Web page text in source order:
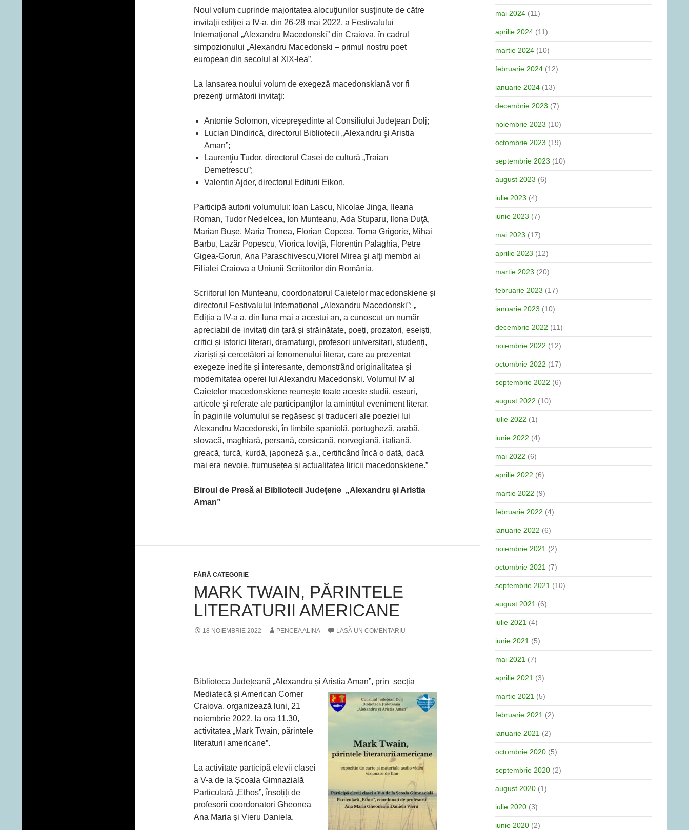
Noul volum cuprinde majoritatea alocuţiunilor susţinute de către
invitaţii ediţiei a IV-a, din 26-28 mai 2022, a Festivalului
Internaţional „Alexandru Macedonski” din Craiova, în cadrul
simpozionului „Alexandru Macedonski – primul nostru poet
european din secolul al XIX-lea”.
La lansarea noului volum de exegeză macedonskiană vor fi
prezenţi următorii invitaţi:
Antonie Solomon, vicepreşedinte al Consiliului Judeţean Dolj;
Lucian Dindirică, directorul Bibliotecii „Alexandru şi Aristia
Aman”;
Laurenţiu Tudor, directorul Casei de cultură „Traian
Demetrescu”;
Valentin Ajder, directorul Editurii Eikon.
Participă autorii volumului: Ioan Lascu, Nicolae Jinga, Ileana
Roman, Tudor Nedelcea, Ion Munteanu, Ada Stuparu, Ilona Duţă,
Marian Bușe, Maria Tronea, Florian Copcea, Toma Grigorie, Mihai
Barbu, Lazăr Popescu, Viorica Ioviţă, Florentin Palaghia, Petre
Gigea-Gorun, Ana Paraschivescu,Viorel Mirea şi alţi membri ai
Filialei Craiova a Uniunii Scriitorilor din România.
Scriitorul Ion Munteanu, coordonatorul Caietelor macedonskiene și
directorul Festivalului Internațional „Alexandru Macedonski”: „
Ediția a IV-a a, din luna mai a acestui an, a cunoscut un număr
apreciabil de invitați din țară și străinătate, poeți, prozatori, eseiști,
critici și istorici literari, dramaturgi, profesori universitari, studenți,
ziariști și cercetători ai fenomenului literar, care au prezentat
exegeze inedite și interesante, demonstrând originalitatea și
modernitatea operei lui Alexandru Macedonski. Volumul IV al
Caietelor macedonskiene reuneşte toate aceste studii, eseuri,
articole şi referate ale participanţilor la amintitul eveniment literar.
În paginile volumului se regăsesc și traduceri ale poeziei lui
Alexandru Macedonski, în limbile spaniolă, portugheză, arabă,
slovacă, maghiară, persană, corsicană, norvegiană, italiană,
greacă, turcă, kurdă, japoneză ș.a., certificând încă o dată, dacă
mai era nevoie, frumusețea și actualitatea liricii macedonskiene.”
Biroul de Presă al Bibliotecii Județene „Alexandru și Aristia
Aman”
FĂRĂ CATEGORIE
MARK TWAIN, PĂRINTELE
LITERATURII AMERICANE
18 NOIEMBRIE 2022 PENCEA ALINA LASĂ UN COMENTARIU
Biblioteca Județeană „Alexandru și Aristia Aman”, prin secția
Mediatecă și American Corner
Craiova, organizează luni, 21
noiembrie 2022, la ora 11.30,
activitatea „Mark Twain, părintele
literaturii americane”.
La activitate participă elevii clasei
a V-a de la Școala Gimnazială
Particulară „Ethos”, însoțiți de
profesorii coordonatori Gheonea
Ana Maria și Vieru Daniela.
mai 2024 (11)
aprilie 2024 (11)
martie 2024 (10)
februarie 2024 (12)
ianuarie 2024 (13)
decembrie 2023 (7)
noiembrie 2023 (10)
octombrie 2023 (19)
septembrie 2023 (10)
august 2023 (6)
iulie 2023 (4)
iunie 2023 (7)
mai 2023 (17)
aprilie 2023 (12)
martie 2023 (20)
februarie 2023 (17)
ianuarie 2023 (10)
decembrie 2022 (11)
noiembrie 2022 (12)
octombrie 2022 (17)
septembrie 2022 (6)
august 2022 (10)
iulie 2022 (1)
iunie 2022 (4)
mai 2022 (6)
aprilie 2022 (6)
martie 2022 (9)
februarie 2022 (4)
ianuarie 2022 (6)
noiembrie 2021 (2)
octombrie 2021 (7)
septembrie 2021 (10)
august 2021 (6)
iulie 2021 (4)
iunie 2021 (5)
mai 2021 (7)
aprilie 2021 (3)
martie 2021 (5)
februarie 2021 (2)
ianuarie 2021 (2)
octombrie 2020 (5)
septembrie 2020 (2)
august 2020 (1)
iulie 2020 (3)
iunie 2020 (2)